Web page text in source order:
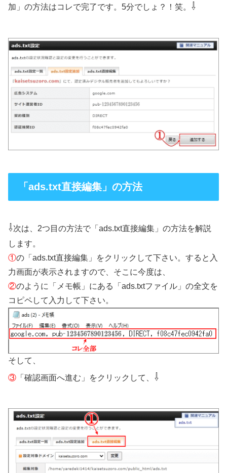
加」の方法はコレで完了です。5分でしょ？！笑。 ⇩
「ads.txt直接編集」の方法
⇩次は、2つ目の方法で「ads.txt直接編集」の方法を解説
します。
①の「ads.txt直接編集」をクリックして下さい。すると入
力画面が表示されますので、そこに今度は、
②のように「メモ帳」にある「ads.txtファイル」の全文を
コピペして入力して下さい。
そして、
③ 「確認画面へ進む」をクリックして、 ⇩